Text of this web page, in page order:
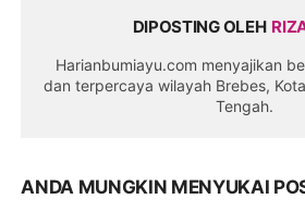
DIPOSTING OLEH
Harianbumiayu.com menyajikan
dan terpercaya wilayah Brebes,
Tengah.
ANDA MUNGKIN MENYUKAI